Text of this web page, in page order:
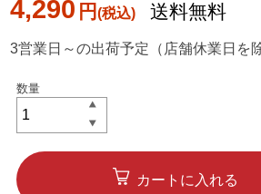
4,290 円 送料無料
3営業日～の出荷予定（店舗休業日を
カートに入れる